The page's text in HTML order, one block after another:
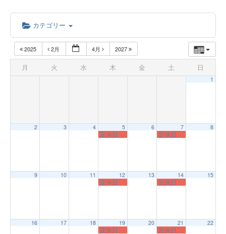
カテゴリー
2025 2月 4月 2027
月 火 水 木 金 土 日
1
2 3 4 5
定休日
6 7
定休日
8
9 10 11 12
定休日
13 14
定休日
15
16 17 18 19
定休日
20 21
定休日
22